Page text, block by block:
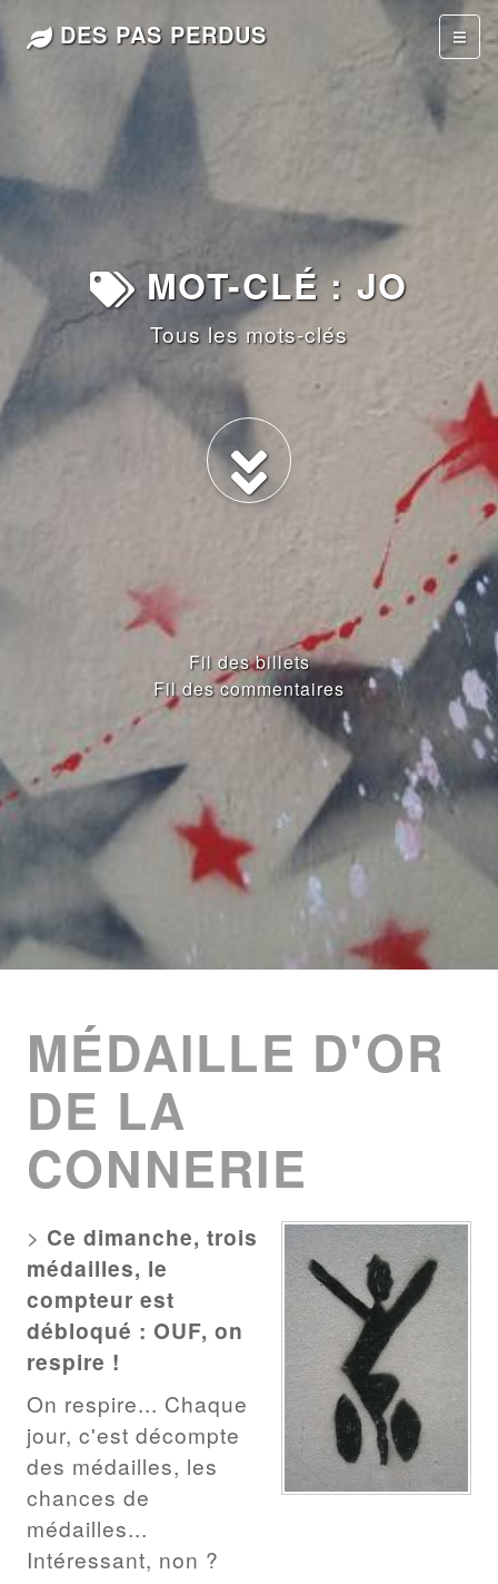
DES PAS PERDUS
MOT-CLÉ : JO
Tous les mots-clés
Fil des billets
Fil des commentaires
LIST
MÉDAILLE D'OR
DE LA
CONNERIE
> Ce dimanche, trois
médailles, le
compteur est
débloqué : OUF, on
respire !
On respire... Chaque
jour, c'est décompte
des médailles, les
chances de
médailles...
Intéressant, non ?